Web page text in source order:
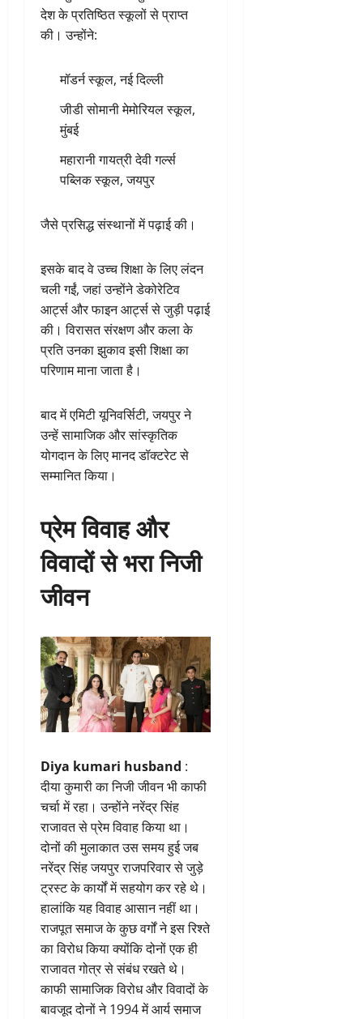
देश के प्रतिष्ठित स्कूलों से प्राप्त
की। उन्होंने:
मॉडर्न स्कूल, नई दिल्ली
जीडी सोमानी मेमोरियल स्कूल,
मुंबई
महारानी गायत्री देवी गर्ल्स
पब्लिक स्कूल, जयपुर
जैसे प्रसिद्ध संस्थानों में पढ़ाई की।
इसके बाद वे उच्च शिक्षा के लिए लंदन
चली गईं, जहां उन्होंने डेकोरेटिव
आर्ट्स और फाइन आर्ट्स से जुड़ी पढ़ाई
की। विरासत संरक्षण और कला के
प्रति उनका झुकाव इसी शिक्षा का
परिणाम माना जाता है।
बाद में एमिटी यूनिवर्सिटी, जयपुर ने
उन्हें सामाजिक और सांस्कृतिक
योगदान के लिए मानद डॉक्टरेट से
सम्मानित किया।
प्रेम विवाह और
विवादों से भरा निजी
जीवन
Diya kumari husband :
दीया कुमारी का निजी जीवन भी काफी
चर्चा में रहा। उन्होंने नरेंद्र सिंह
राजावत से प्रेम विवाह किया था।
दोनों की मुलाकात उस समय हुई जब
नरेंद्र सिंह जयपुर राजपरिवार से जुड़े
ट्रस्ट के कार्यों में सहयोग कर रहे थे।
हालांकि यह विवाह आसान नहीं था।
राजपूत समाज के कुछ वर्गों ने इस रिश्ते
का विरोध किया क्योंकि दोनों एक ही
राजावत गोत्र से संबंध रखते थे।
काफी सामाजिक विरोध और विवादों के
बावजूद दोनों ने 1994 में आर्य समाज